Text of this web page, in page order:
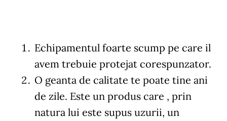
Echipamentul foarte scump pe care il
avem trebuie protejat corespunzator.
O geanta de calitate te poate tine ani
de zile. Este un produs care , prin
natura lui este supus uzurii, un